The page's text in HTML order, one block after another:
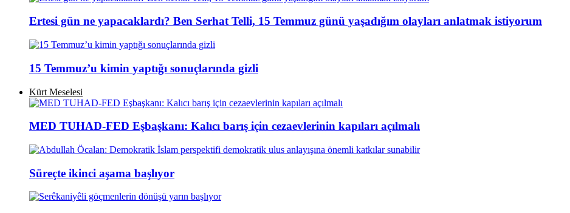
Ertesi gün ne yapacaklardı? Ben Serhat Telli, 15 Temmuz günü yaşadığım olayları anlatmak istiyorum
15 Temmuz’u kimin yaptığı sonuçlarında gizli
Kürt Meselesi
MED TUHAD-FED Eşbaşkanı: Kalıcı barış için cezaevlerinin kapıları açılmalı
Süreçte ikinci aşama başlıyor